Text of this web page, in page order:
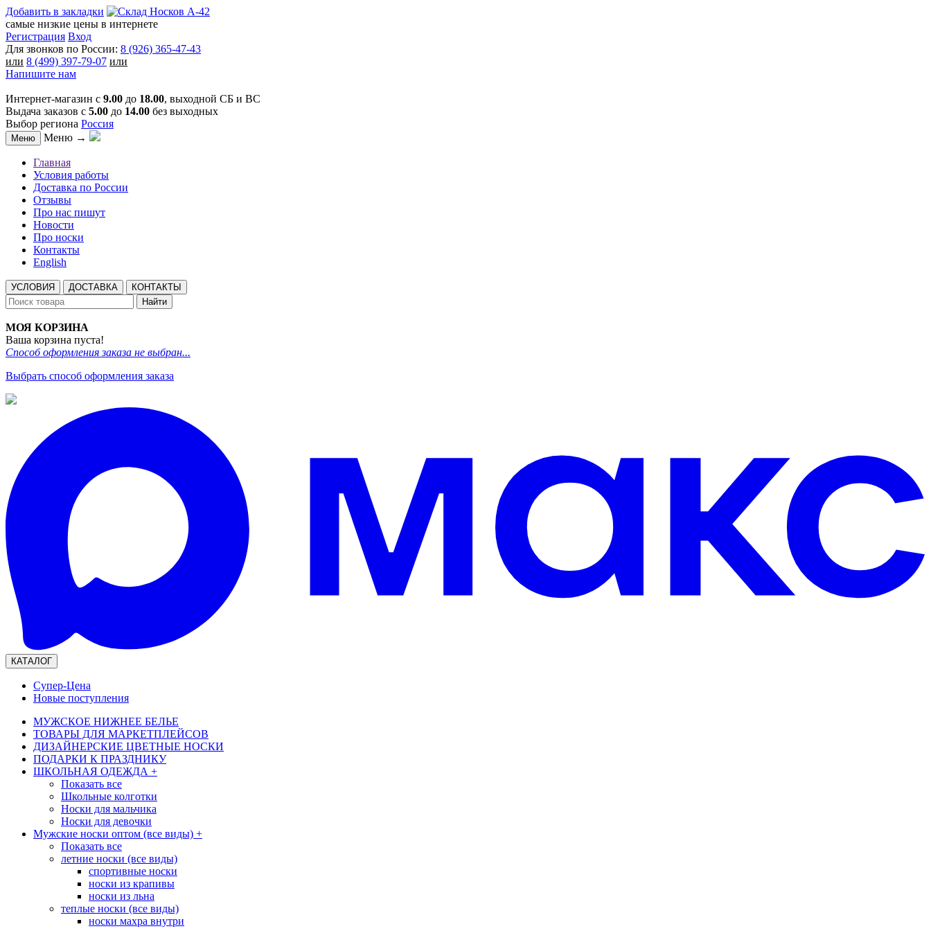
Добавить в закладки
самые низкие цены в интернете
Регистрация Вход
Для звонков по России: 8 (926) 365-47-43
или 8 (499) 397-79-07 или
Напишите нам
Интернет-магазин с 9.00 до 18.00, выходной СБ и ВС
Выдача заказов с 5.00 до 14.00 без выходных
Выбор региона Россия
Меню Меню →
Главная
Условия работы
Доставка по России
Отзывы
Про нас пишут
Новости
Про носки
Контакты
English
УСЛОВИЯ ДОСТАВКА
КОНТАКТЫ
Найти
МОЯ КОРЗИНА
Ваша корзина пуста!
Способ оформления заказа не выбран...
Выбрать способ оформления заказа
КАТАЛОГ
Супер-Цена
Новые поступления
МУЖСКОЕ НИЖНЕЕ БЕЛЬЕ
ТОВАРЫ ДЛЯ МАРКЕТПЛЕЙСОВ
ДИЗАЙНЕРСКИЕ ЦВЕТНЫЕ НОСКИ
ПОДАРКИ К ПРАЗДНИКУ
ШКОЛЬНАЯ ОДЕЖДА +
Показать все
Школьные колготки
Носки для мальчика
Носки для девочки
Мужские носки оптом (все виды) +
Показать все
летние носки (все виды)
спортивные носки
носки из крапивы
носки из льна
теплые носки (все виды)
носки махра внутри